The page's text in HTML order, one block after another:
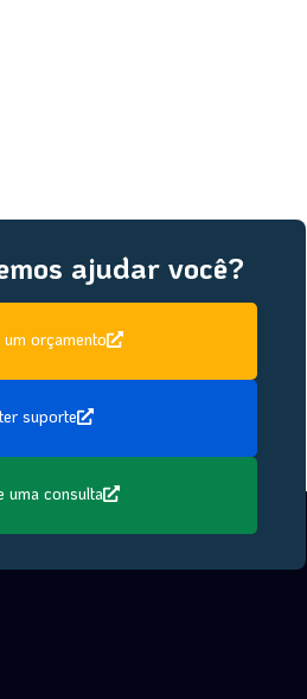
ajudar você?
orçamento
suporte
uma consulta